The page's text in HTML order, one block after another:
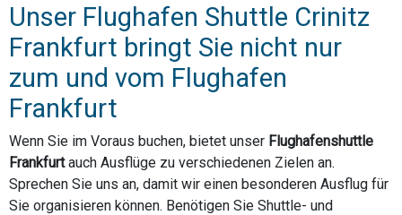
Unser Flughafen Shuttle Crinitz
Frankfurt bringt Sie nicht nur
zum und vom Flughafen
Frankfurt
Wenn Sie im Voraus buchen, bietet unser Flughafenshuttle
Frankfurtauch Ausflüge zu verschiedenen Zielen an.
Sprechen Sie uns an, damit wir einen besonderen Ausflug für
Sie organisieren können. Benötigen Sie Shuttle- und